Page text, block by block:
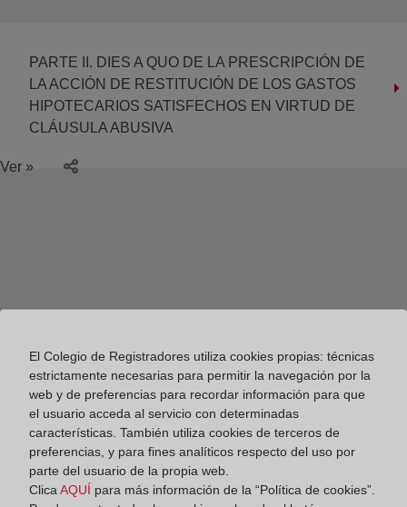
PARTE II. DIES A QUO DE LA PRESCRIPCIÓN DE
LA ACCIÓN DE RESTITUCIÓN DE LOS GASTOS
HIPOTECARIOS SATISFECHOS EN VIRTUD DE
CLÁUSULA ABUSIVA
Ver »
Colegio de Registradores
El Colegio de Registradores utiliza cookies propias: técnicas
estrictamente necesarias para permitir la navegación por la
web y de preferencias para recordar información para que
el usuario acceda al servicio con determinadas
características. También utiliza cookies de terceros de
preferencias, y para fines analíticos respecto del uso por
parte del usuario de la propia web.
Clica AQUÍ para más información de la “Política de cookies”.